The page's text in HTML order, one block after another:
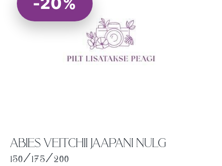
ABIES VEITCHII JAAPANI NULG
150/175/200